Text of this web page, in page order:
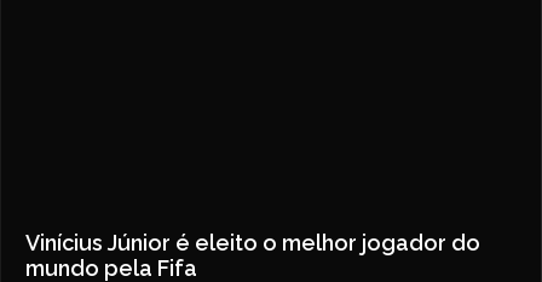
Vinícius Júnior é eleito o melhor jogador do
mundo pela Fifa